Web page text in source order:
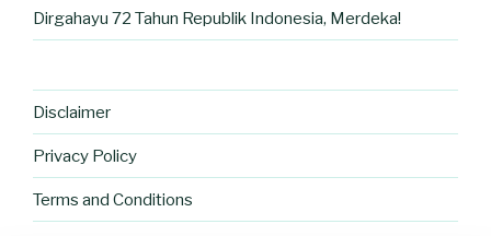
Dirgahayu 72 Tahun Republik Indonesia, Merdeka!
Disclaimer
Privacy Policy
Terms and Conditions